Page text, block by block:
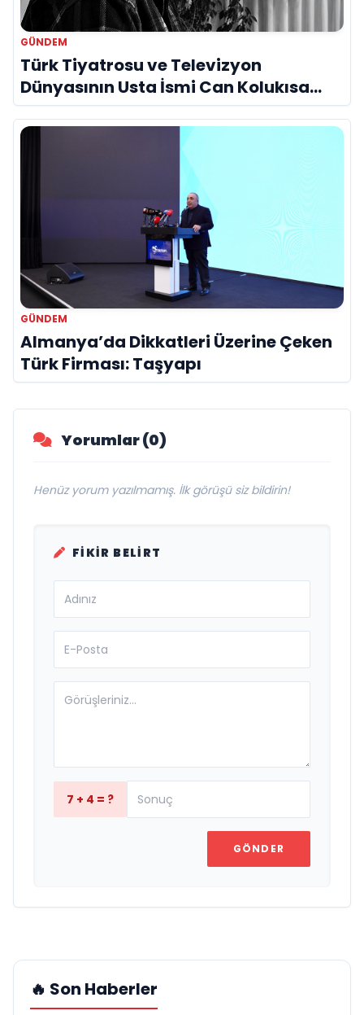
GÜNDEM
Türk Tiyatrosu ve Televizyon
Dünyasının Usta İsmi Can Kolukısa
Hayatını Kaybetti
GÜNDEM
Almanya’da Dikkatleri Üzerine Çeken
Türk Firması: Taşyapı
Yorumlar (0)
Henüz yorum yazılmamış. İlk görüşü siz bildirin!
FIKIR BELIRT
7 + 4 = ?
GÖNDER
🔥 Son Haberler